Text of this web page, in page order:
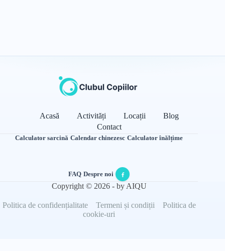
Acasă Activități Locații
Blog
Contact
Calculator sarcină·Calendar chinezesc·Calculator înălțime
FAQ·Despre noi·
Copyright © 2026 - by AIQU
Politica de confidențialitate Termeni și condiții
Politica de
cookie-uri